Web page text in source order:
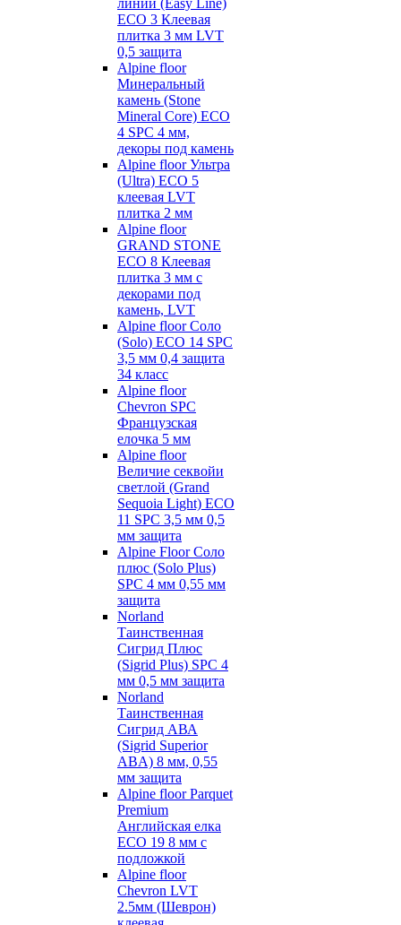
линии (Easy Line)
ECO 3 Клеевая
плитка 3 мм LVT
0,5 защита
Alpine floor
Минеральный
камень (Stone
Mineral Core) ECO
4 SPC 4 мм,
декоры под камень
Alpine floor Ультра
(Ultra) ECO 5
клеевая LVT
плитка 2 мм
Alpine floor
GRAND STONE
ECO 8 Клеевая
плитка 3 мм с
декорами под
камень, LVT
Alpine floor Соло
(Solo) ECO 14 SPC
3,5 мм 0,4 защита
34 класс
Alpine floor
Chevron SPC
Французская
елочка 5 мм
Alpine floor
Величие секвойи
светлой (Grand
Sequoia Light) ECO
11 SPC 3,5 мм 0,5
мм защита
Alpine Floor Соло
плюс (Solo Plus)
SPC 4 мм 0,55 мм
защита
Norland
Таинственная
Сигрид Плюс
(Sigrid Plus) SPC 4
мм 0,5 мм защита
Norland
Таинственная
Сигрид АВА
(Sigrid Superior
ABA) 8 мм, 0,55
мм защита
Alpine floor Parquet
Premium
Английская елка
ECO 19 8 мм с
подложкой
Alpine floor
Chevron LVT
2.5мм (Шеврон)